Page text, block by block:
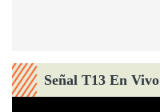
Señal T13 En Vivo